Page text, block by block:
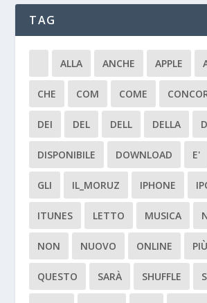
TAG
ALLA ANCHE APPLE
CHE COM COME
DEI DEL DELL DELLA
DISPONIBILE DOWNLOAD E'
GLI IL_MORUZ IPHONE
ITUNES LETTO MUSICA
NON NUOVO ONLINE PIÙ
QUESTO SARÀ SHUFFLE